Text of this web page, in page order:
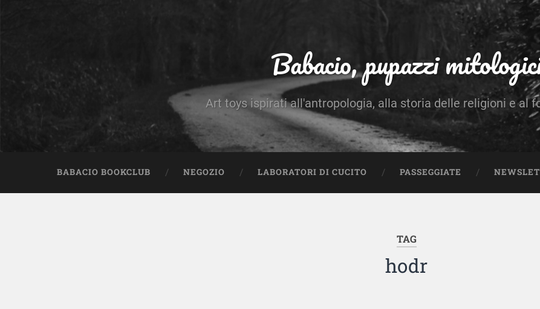
Babacio, pupazzi
Art toys ispirati all'antropologia, alla storia delle religioni e al
BABACIO BOOKCLUB NEGOZIO LABORATORI DI CUCITO PASSEGGIATE
TAG
hodr